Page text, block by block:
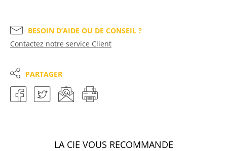
BESOIN D’AIDE OU DE CONSEIL ?
Contactez notre service Client
PARTAGER
LA CIE VOUS RECOMMANDE